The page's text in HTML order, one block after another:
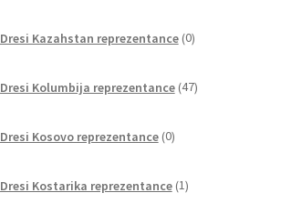
Dresi Kazahstan reprezentance 0izdelkov
Dresi Kolumbija reprezentance 47izdelkov
Dresi Kosovo reprezentance 0izdelkov
Dresi Kostarika reprezentance 1izdelek